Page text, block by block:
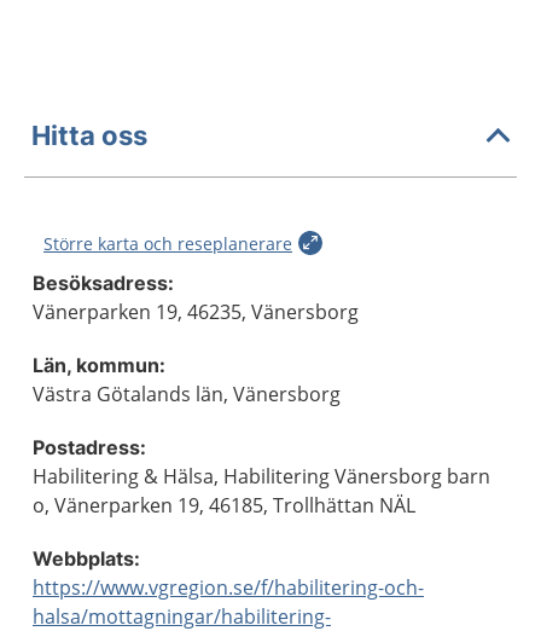
Hitta oss
Större karta och reseplanerare
Besöksadress:
Vänerparken 19, 46235, Vänersborg
Län, kommun:
Västra Götalands län, Vänersborg
Postadress:
Habilitering & Hälsa, Habilitering Vänersborg barn
o, Vänerparken 19, 46185, Trollhättan NÄL
Webbplats:
https://www.vgregion.se/f/habilitering-och-
halsa/mottagningar/habilitering-